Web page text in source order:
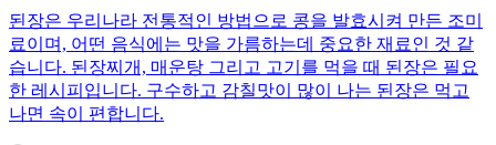
된장은 우리나라 전통적인 방법으로 콩을 발효시켜 만든 조미
료이며, 어떤 음식에는 맛을 가름하는데 중요한 재료인 것 같
습니다. 된장찌개, 매운탕 그리고 고기를 먹을 때 된장은 필요
한 레시피입니다. 구수하고 감칠맛이 많이 나는 된장은 먹고
나면 속이 편합니다.